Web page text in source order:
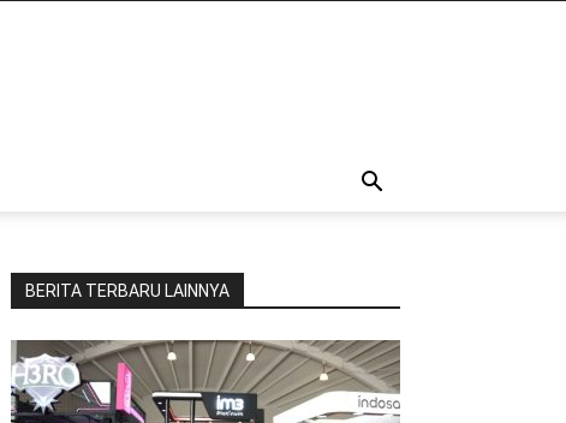
BERITA TERBARU LAINNYA